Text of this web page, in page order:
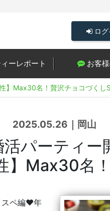
ロ
ーレポート お客
】Max30名！贅沢チョコづく
2025.05.26｜岡山
パーティー
】Max30名
スペ編♥年